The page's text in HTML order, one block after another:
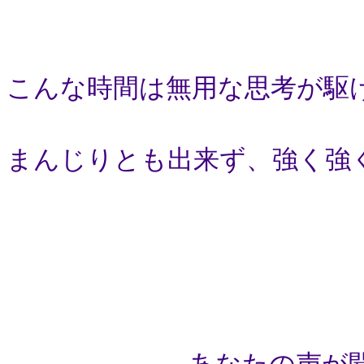
こんな時間は無用な思考が駆
まんじりとも出来ず、強く強